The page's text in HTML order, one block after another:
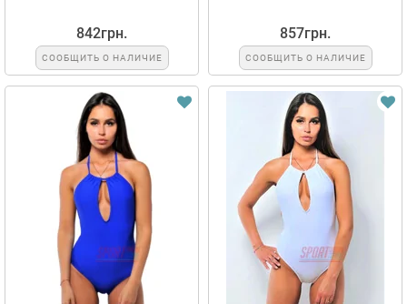
842грн.
СООБЩИТЬ О НАЛИЧИЕ
857грн.
СООБЩИТЬ О НАЛИЧИЕ